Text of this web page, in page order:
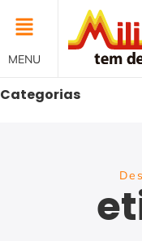
MENU
Categorias